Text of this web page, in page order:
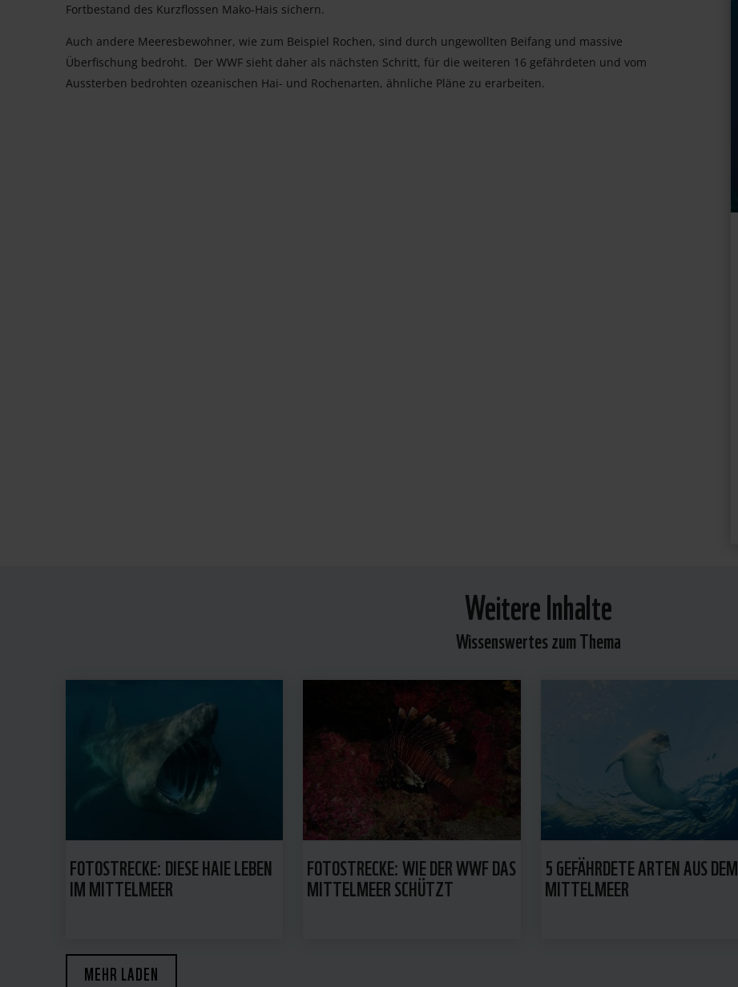
Fortbestand des Kurzflossen Mako-Hais sichern.
Auch andere Meeresbewohner, wie zum Beispiel Rochen, sind durch ungewollten Beifang und massive
Überfischung bedroht. Der WWF sieht daher als nächsten Schritt, für die weiteren 16 gefährdeten und vom
Aussterben bedrohten ozeanischen Hai- und Rochenarten, ähnliche Pläne zu erarbeiten.
Weitere Inhalte
Wissenswertes zum Thema
FOTOSTRECKE: DIESE HAIE LEBEN
IM MITTELMEER
FOTOSTRECKE: WIE DER WWF DAS
MITTELMEER SCHÜTZT
5 GEFÄHRDETE ARTEN AUS DEM
MITTELMEER
MEHR LADEN